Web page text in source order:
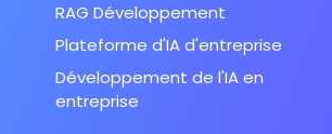
RAG Développement
Plateforme d'IA d'entreprise
Développement de l'IA en
entreprise